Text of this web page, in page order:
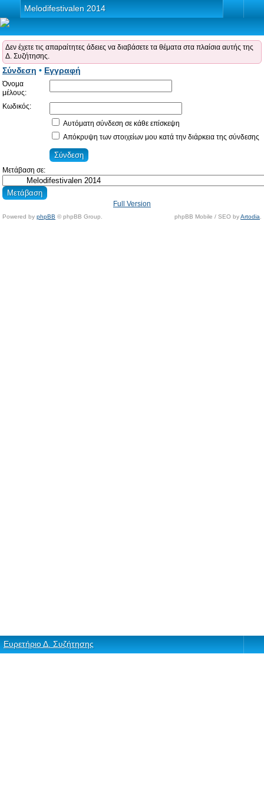
Melodifestivalen 2014
Δεν έχετε τις απαραίτητες άδειες να διαβάσετε τα θέματα στα πλαίσια αυτής της
Δ. Συζήτησης.
Σύνδεση • Εγγραφή
Όνομα
μέλους:
Κωδικός:
Αυτόματη σύνδεση σε κάθε επίσκεψη
Απόκρυψη των στοιχείων μου κατά την διάρκεια της σύνδεσης
Μετάβαση σε:
Full Version
Powered by phpBB © phpBB Group. phpBB Mobile / SEO byArtodia
Ευρετήριο Δ. Συζήτησης